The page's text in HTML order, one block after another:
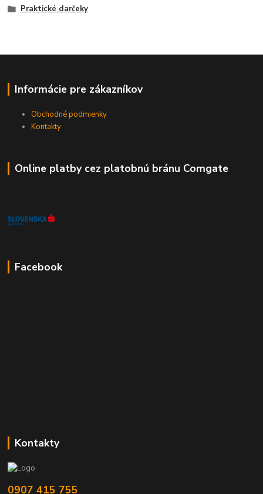
Praktické darčeky
Informácie pre zákazníkov
Obchodné podmienky
Kontakty
Online platby cez platobnú bránu Comgate
Facebook
Kontakty
0907 415 755